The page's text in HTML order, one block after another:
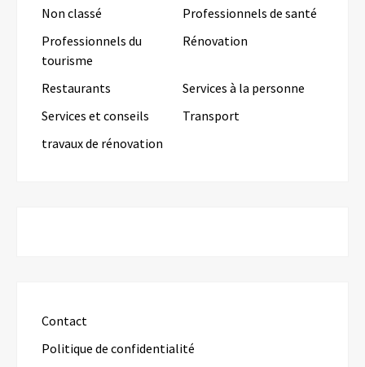
Non classé
Professionnels de santé
Professionnels du
tourisme
Rénovation
Restaurants
Services à la personne
Services et conseils
Transport
travaux de rénovation
Contact
Politique de confidentialité